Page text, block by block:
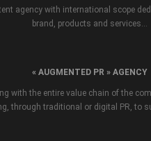
agency with international scope
brand, products and services...
« AUGMENTED PR » AGENCY
with the entire value chain of the
through traditional or digital PR, to